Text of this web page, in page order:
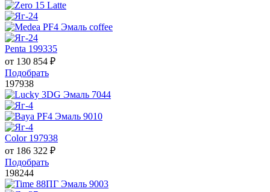
Penta 199335
от 130 854 ₽
Подобрать
197938
Color 197938
от 186 322 ₽
Подобрать
198244